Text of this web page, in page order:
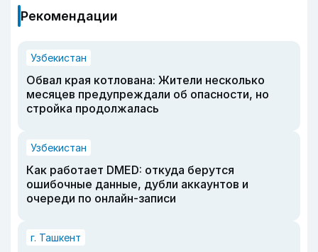
Рекомендации
Узбекистан
Обвал края котлована: Жители несколько
месяцев предупреждали об опасности, но
стройка продолжалась
Узбекистан
Как работает DMED: откуда берутся
ошибочные данные, дубли аккаунтов и
очереди по онлайн-записи
г. Ташкент